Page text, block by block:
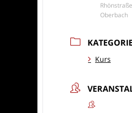
Oberbach
KATEGORIE
Kurs